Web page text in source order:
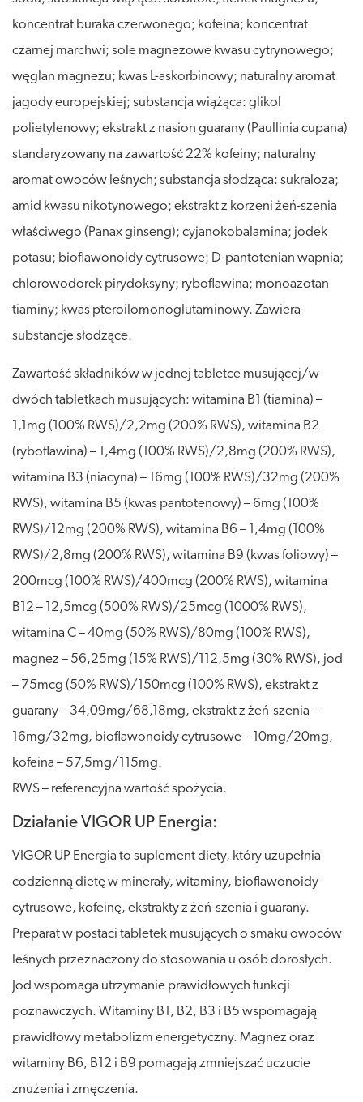
koncentrat buraka czerwonego; kofeina; koncentrat
czarnej marchwi; sole magnezowe kwasu cytrynowego;
węglan magnezu; kwas L-askorbinowy; naturalny aromat
jagody europejskiej; substancja wiążąca: glikol
polietylenowy; ekstrakt z nasion guarany (Paullinia cupana)
standaryzowany na zawartość 22% kofeiny; naturalny
aromat owoców leśnych; substancja słodząca: sukraloza;
amid kwasu nikotynowego; ekstrakt z korzeni żeń-szenia
właściwego (Panax ginseng); cyjanokobalamina; jodek
potasu; bioflawonoidy cytrusowe; D-pantotenian wapnia;
chlorowodorek pirydoksyny; ryboflawina; monoazotan
tiaminy; kwas pteroilomonoglutaminowy. Zawiera
substancje słodzące.
Zawartość składników w jednej tabletce musującej/w
dwóch tabletkach musujących: witamina B1 (tiamina) –
1,1mg (100% RWS)/2,2mg (200% RWS), witamina B2
(ryboflawina) – 1,4mg (100% RWS)/2,8mg (200% RWS),
witamina B3 (niacyna) – 16mg (100% RWS)/32mg (200%
RWS), witamina B5 (kwas pantotenowy) – 6mg (100%
RWS)/12mg (200% RWS), witamina B6 – 1,4mg (100%
RWS)/2,8mg (200% RWS), witamina B9 (kwas foliowy) –
200mcg (100% RWS)/400mcg (200% RWS), witamina
B12 – 12,5mcg (500% RWS)/25mcg (1000% RWS),
witamina C – 40mg (50% RWS)/80mg (100% RWS),
magnez – 56,25mg (15% RWS)/112,5mg (30% RWS), jod
– 75mcg (50% RWS)/150mcg (100% RWS), ekstrakt z
guarany – 34,09mg/68,18mg, ekstrakt z żeń-szenia –
16mg/32mg, bioflawonoidy cytrusowe – 10mg/20mg,
kofeina – 57,5mg/115mg.
RWS – referencyjna wartość spożycia.
Działanie VIGOR UP Energia:
VIGOR UP Energia to suplement diety, który uzupełnia
codzienną dietę w minerały, witaminy, bioflawonoidy
cytrusowe, kofeinę, ekstrakty z żeń-szenia i guarany.
Preparat w postaci tabletek musujących o smaku owoców
leśnych przeznaczony do stosowania u osób dorosłych.
Jod wspomaga utrzymanie prawidłowych funkcji
poznawczych. Witaminy B1, B2, B3 i B5 wspomagają
prawidłowy metabolizm energetyczny. Magnez oraz
witaminy B6, B12 i B9 pomagają zmniejszać uczucie
znużenia i zmęczenia.